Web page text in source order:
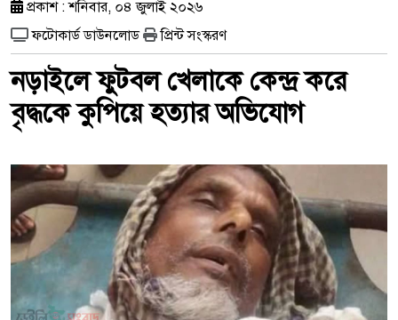
প্রকাশ : শনিবার, ০৪ জুলাই ২০২৬
ফটোকার্ড ডাউনলোড
প্রিন্ট সংস্করণ
নড়াইলে ফুটবল খেলাকে কেন্দ্র করে
বৃদ্ধকে কুপিয়ে হত্যার অভিযোগ